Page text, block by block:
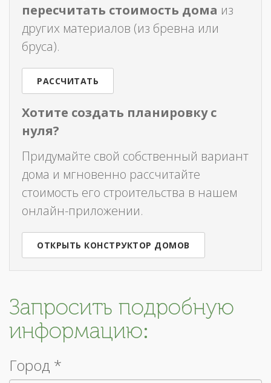
пересчитать стоимость дома из
других материалов (из бревна или
бруса).
РАССЧИТАТЬ
Хотите создать планировку с
нуля?
Придумайте свой собственный вариант
дома и мгновенно рассчитайте
стоимость его строительства в нашем
онлайн-приложении.
ОТКРЫТЬ КОНСТРУКТОР ДОМОВ
Запросить подробную
информацию:
Город *